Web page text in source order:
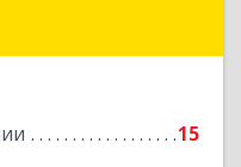
15
р-н, Чехов